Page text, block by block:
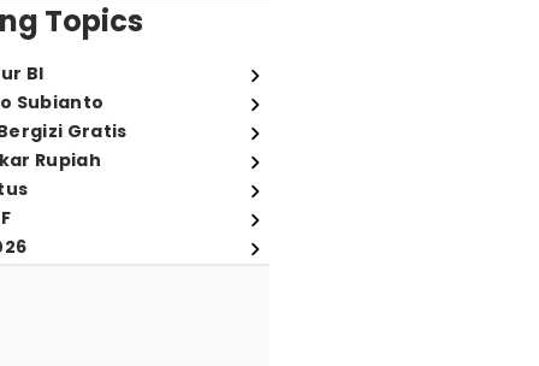
Topics
BI
Subianto
Gratis
Rupiah